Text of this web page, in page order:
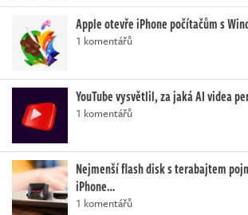
Apple otevře iPhone počítačům s
1 komentářů
YouTube vysvětlil, za jaká AI videa
1 komentářů
Nejmenší flash disk s terabajtem
iPhone…
1 komentářů